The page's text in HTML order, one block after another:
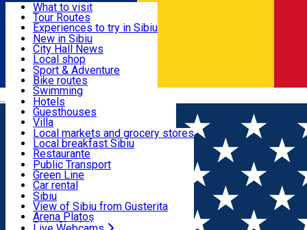
Română
Useful info
Activities & Adventure
Accommodation
Food, Drinks & Nightlife
Transport & Parking
Live Webcams
What to visit
Tour Routes
Experiences to try in Sibiu
Podcast
Culture
Museums
Churches
Parks, Zoo
County of Sibiu
New in Sibiu
City Hall News
Local shop
Sibiu artisans
Sibiul Verde
Public services
Education
How do I get to Sibiu
Tourist Info
Tour Guides
Guided tours
Publicații locale
Beauty salons
Sport & Adventure
Bike routes
Swimming
Riding
Indoor activities
Loc de joacă indoor
Loc de joacă outdoor
Ski
Ice skating
Yoga
Hotels
Guesthouses
Villa
Hostels
Motel
Camping
Renting rooms
Rooms for rent
Accommodation outside Sibiu
Local markets and grocery stores
Local breakfast Sibiu
Restaurante
Pizza
Fast Food
Coffee
Sweets
Pub, Bar
Night clubs
Bakeries
Public Transport
Green Line
Car rental
Rent a bike
Scooter rentals
Taxi
Ride Sharing
Sibiu
View of Sibiu from Gusterita
Arena Platoș